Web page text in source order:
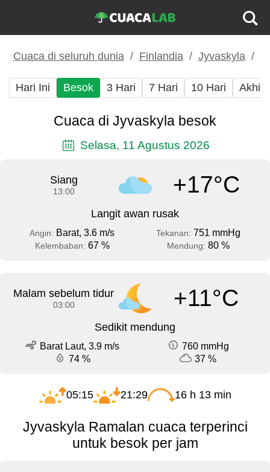
Cuaca di seluruh dunia Finlandia Jyvaskyla
Hari Ini Besok 3 Hari 7 Hari 10 Hari Akhir
Cuaca di Jyvaskyla besok
Selasa, 11 Agustus 2026
Siang
13:00 +17°C
Langit awan rusak
Angin: Barat, 3.6 m/s Tekanan: 751 mmHg
Kelembaban: 67 % Mendung: 80 %
Malam sebelum tidur
03:00 +11°C
Sedikit mendung
Barat Laut, 3.9 m/s
760 mmHg
74 %
37 %
05:15 21:29 16 h 13 min
Jyvaskyla Ramalan cuaca terperinci
untuk besok per jam